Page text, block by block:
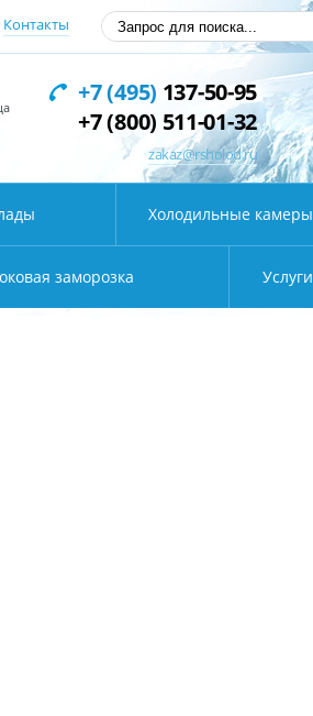
Контакты
+7 (495) 137-50-95
+7 (800) 511-01-32
zakaz@rsholod.ru
Холодильные камеры
заморозка Услуги